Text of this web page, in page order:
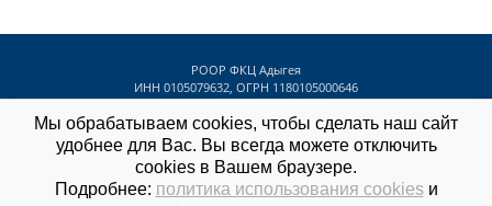
РООР ФКЦ Адыгея
ИНН 0105079632, ОГРН 1180105000646
385009, Республика Адыгея,
г. Майкоп, ул. Юннатов, д. 9, офис 56
Тел.: +7 (909) 469-39-85
e-mail: info@01.fkc-ros.ru
© 2017-2026РООР ФКЦ АДЫГЕЯ.
Мы обрабатываем cookies, чтобы сделать наш сайт
удобнее для Вас. Вы всегда можете отключить
cookies в Вашем браузере.
Подробнее: политика использования cookiesи